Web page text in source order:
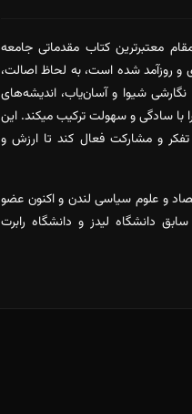
معتبرترین کتاب مقدماتی جامعه
(۲۰۲۱) نیز که سراپا بازنگری و روزآمد شده است، به لحاظ اصالت،
شیوا و آسان‌یاب، اندیشه‌های
سادگی و سهولت ترکیب میکند. این
تفکر و مشارکت فعال کند تا ارزش و
و علوم سیاسی لندن و اکنون عضو
دانشگاه لیدز و دانشگاه رابرت